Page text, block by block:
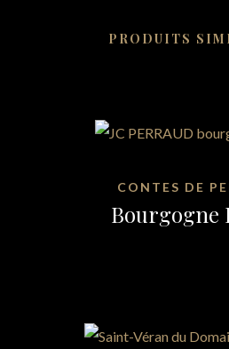
PRODUITS
CONTES DE
Bourgogne